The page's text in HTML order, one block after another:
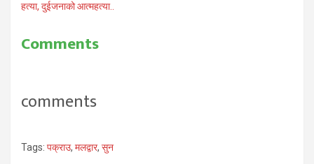
हत्या, दुईजनाको आत्महत्या..
Comments
comments
Tags: पक्राउ, मलद्वार, सुन